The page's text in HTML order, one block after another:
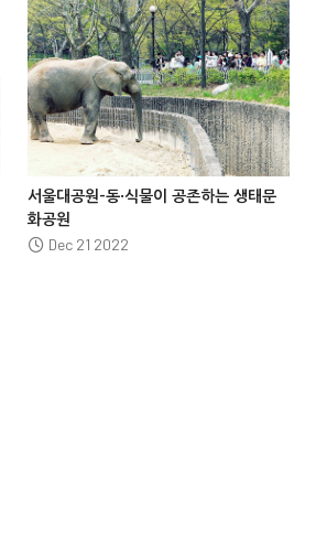

 

서울대공원-동·식물이 공존하는 생태문
화공원
Dec 21 2022
